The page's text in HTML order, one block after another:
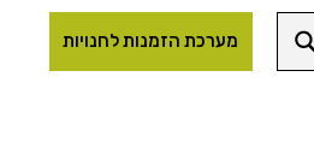
מערכת הזמנות לחנויות